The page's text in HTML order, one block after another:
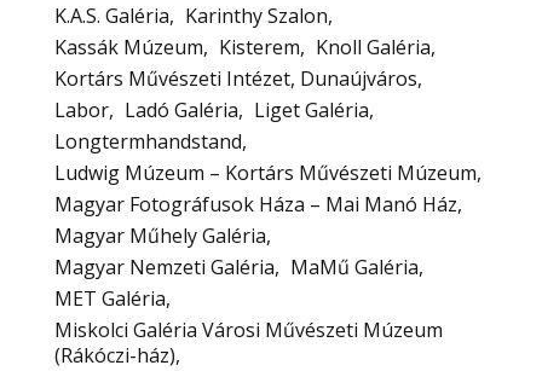
K.A.S. Galéria
Karinthy Szalon
Kassák Múzeum
Kisterem
Knoll Galéria
Kortárs Művészeti Intézet, Dunaújváros
Labor
Ladó Galéria
Liget Galéria
Longtermhandstand
Ludwig Múzeum – Kortárs Művészeti Múzeum
Magyar Fotográfusok Háza – Mai Manó Ház
Magyar Műhely Galéria
Magyar Nemzeti Galéria
MaMű Galéria
MET Galéria
Miskolci Galéria Városi Művészeti Múzeum
(Rákóczi-ház)